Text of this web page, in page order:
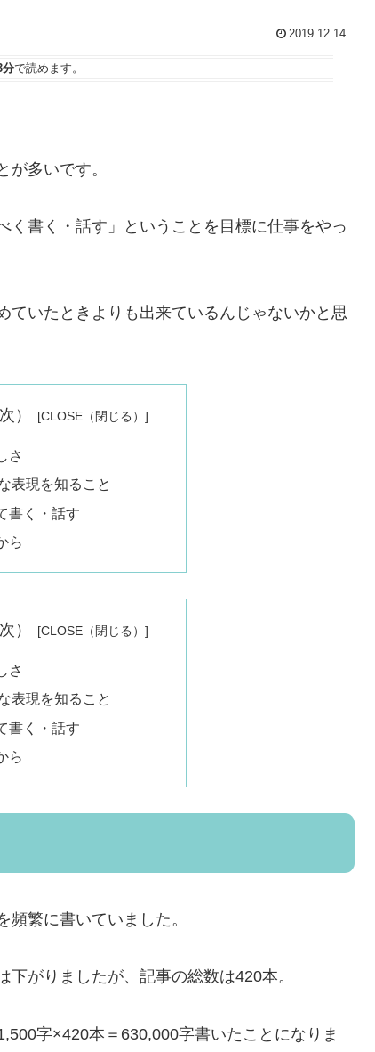
2019.12.14
分で読めます。
多いです。
く書く・話す」ということを目標に仕事をやっ
ていたときよりも出来ているんじゃないかと思
）
さ
表現を知ること
書く・話す
ら
）
さ
表現を知ること
書く・話す
ら
繁に書いていました。
がりましたが、記事の総数は420本。
字×420本＝630,000字書いたことになりま